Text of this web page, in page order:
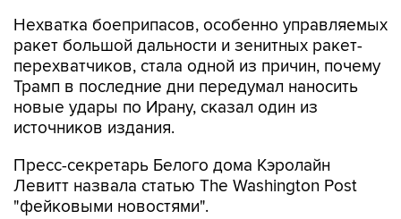
Нехватка боеприпасов, особенно управляемых
ракет большой дальности и зенитных ракет-
перехватчиков, стала одной из причин, почему
Трамп в последние дни передумал наносить
новые удары по Ирану, сказал один из
источников издания.
Пресс-секретарь Белого дома Кэролайн
Левитт назвала статью The Washington Post
"фейковыми новостями".